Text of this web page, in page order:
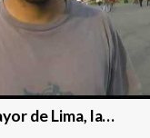
de Lima, la…